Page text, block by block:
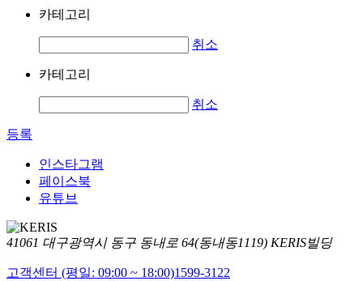
카테고리
취소
카테고리
취소
등록
인스타그램
페이스북
유튜브
41061 대구광역시 동구 동내로 64(동내동1119) KERIS빌딩
고객센터 (평일: 09:00 ~ 18:00)1599-3122